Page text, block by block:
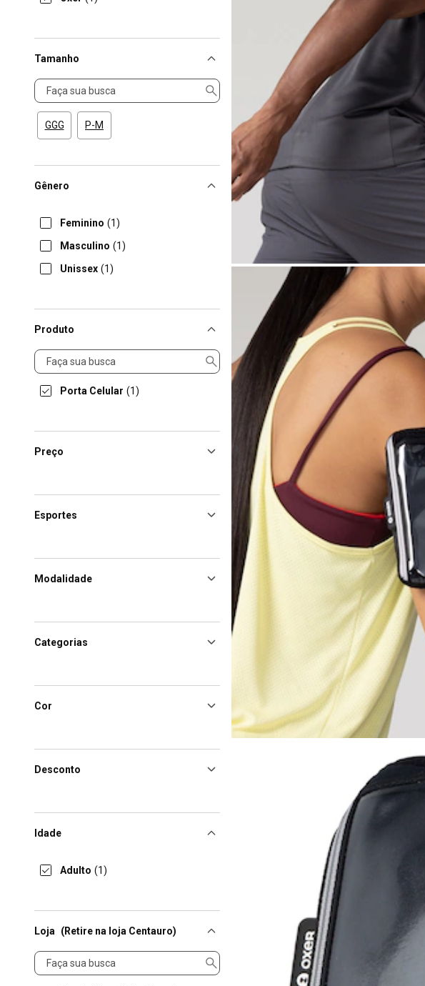
Tamanho
Tamanho
GGG P-M
Gênero
Feminino (1)
Masculino (1)
Unissex (1)
Produto
Produto
Porta Celular (1)
Preço
Esportes
Modalidade
Categorias
Cor
Desconto
Idade
Adulto (1)
Loja (Retire na loja Centauro)
Loja